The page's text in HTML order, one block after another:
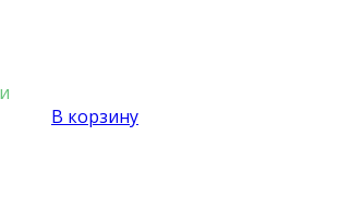
В корзину